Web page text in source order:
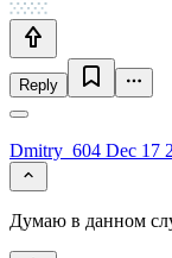
Reply
Dmitry_604 Dec 17
Думаю в данном